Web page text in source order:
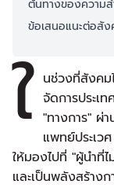
ต้นทางของความส
ข้อเสนอแนะต่อสัง
ใ นช่วงที่สังค
จัดการประเ
"ทางการ" ผ่
แพทย์ประเว
ให้มองไปที่ "ผู้นำที่
และเป็นพลังสร้าง